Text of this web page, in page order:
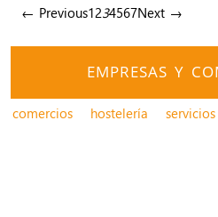
← Previous1234567Next →
EMPRESAS Y
comercios hostelería servicios